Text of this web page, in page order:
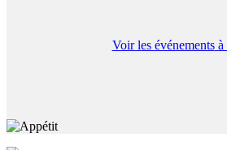
Voir les événementsà